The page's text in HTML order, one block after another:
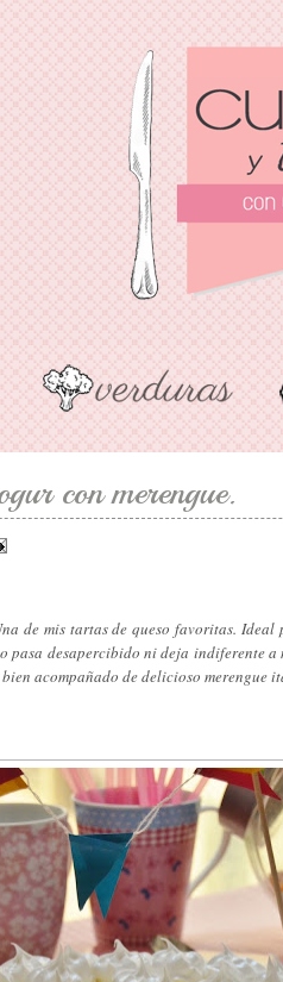
con merengue.
de mis tartas de queso favoritas. Ideal
pasa desapercibido ni deja indiferente a
acompañado de delicioso merengue